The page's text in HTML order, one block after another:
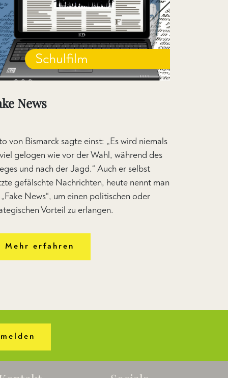
Schulfilm
News
von Bismarck sagte einst: „Es wird niemals
gelogen wie vor der Wahl, während des
und nach der Jagd.“ Auch er selbst
gefälschte Nachrichten, heute nennt man
News“, um einen politischen oder
Vorteil zu erlangen.
Mehr erfahren